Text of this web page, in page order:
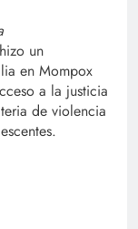
un
en Mompox
a la justicia
de violencia